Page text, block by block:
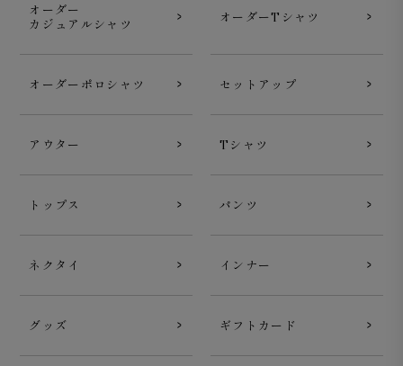
オーダー
カジュアルシャツ
オーダーTシャツ
オーダーポロシャツ セットアップ
アウター Tシャツ
トップス パンツ
ネクタイ インナー
グッズ ギフトカード